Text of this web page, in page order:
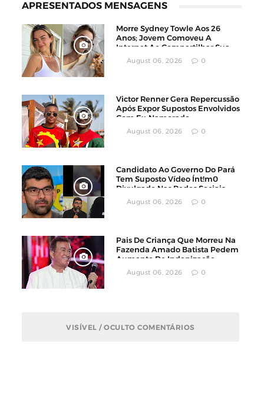
APRESENTADOS MENSAGENS
Morre Sydney Towle Aos 26
Anos; Jovem Comoveu A
Internet Ao Compartilhar Sua
Luta Contra O Câncer
August 06, 2026 0
Victor Renner Gera Repercussão
Após Expor Supostos Envolvidos
Com Ex-Namorado
August 06, 2026 0
Candidato Ao Governo Do Pará
Tem Suposto Vídeo Ínt!m0
Divulgado Nas Redes Sociais
August 06, 2026 0
Pais De Criança Que Morreu Na
Fazenda Amado Batista Pedem
Aumento De Indenização
August 06, 2026 0
VISÍVEL / OCULTO COMENTÁRIOS